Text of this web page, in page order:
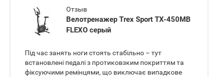
Отзыв
Велотренажер Trex Sport TX-450MB
FLEXO серый
Під час занять ноги стоять стабільно – тут
встановлені педалі з протиковзким покриттям та
фіксуючими ремінцями, що виключає випадкове